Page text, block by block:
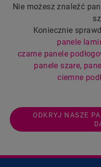
Nie możesz znaleźć
Koniecznie
panele
czarne panele
panele szare,
ciemne
ODKRYJ NASZE